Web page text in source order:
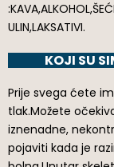
ULIN,LAKSATIVI.
KOJI SU
Prije svega ćete
tlak.Možete
iznenadne,
pojaviti kada je